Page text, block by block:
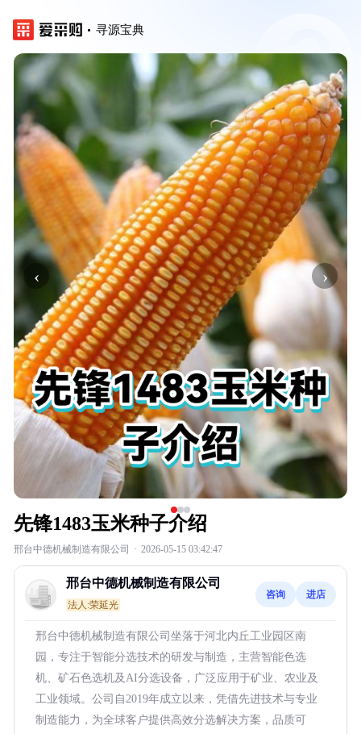
寻源宝典
‹ ›
先锋1483玉米种子介绍
邢台中德机械制造有限公司 · 2026-05-15 03:42:47
邢台中德机械制造有限公司
法人:荣延光
咨询 进店
邢台中德机械制造有限公司坐落于河北内丘工业园区南
园，专注于智能分选技术的研发与制造，主营智能色选
机、矿石色选机及AI分选设备，广泛应用于矿业、农业及
工业领域。公司自2019年成立以来，凭借先进技术与专业
制造能力，为全球客户提供高效分选解决方案，品质可